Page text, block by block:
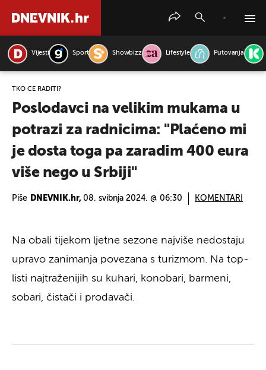
Vijesti Sport Showbizz Lifestyle Putovanja
TKO ĆE RADITI?
Poslodavci na velikim mukama u
potrazi za radnicima: "Plaćeno mi
je dosta toga pa zaradim 400 eura
više nego u Srbiji"
Piše DNEVNIK.hr, 08. svibnja 2024. @ 06:30 KOMENTARI
Na obali tijekom ljetne sezone najviše nedostaju
upravo zanimanja povezana s turizmom. Na top-
listi najtraženijih su kuhari, konobari, barmeni,
sobari, čistači i prodavači.
PRETRAŽITE VIJESTI